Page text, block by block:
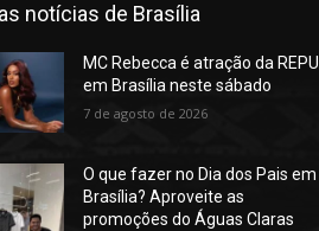
notícias de Brasília
MC Rebecca é atração da REPU
em Brasília neste sábado
7 de agosto de 2026
O que fazer no Dia dos Pais em
Brasília? Aproveite as
promoções do Águas Claras